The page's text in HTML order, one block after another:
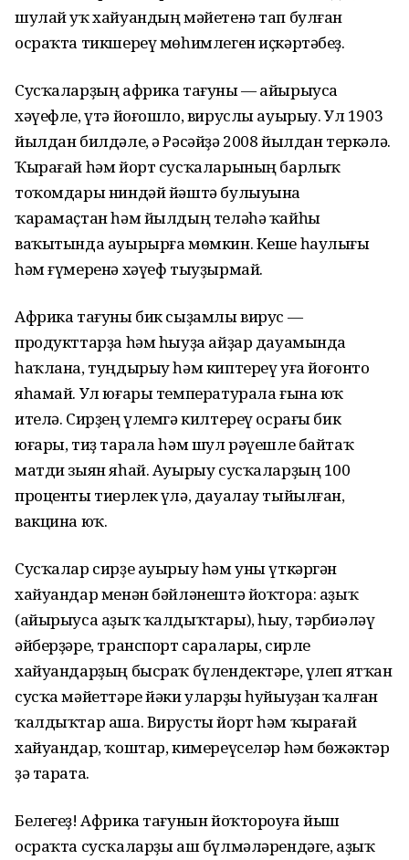
шулай уҡ хайуандың мәйетенә тап булған
осраҡта тикшереү мөһимлеген иҫкәртәбеҙ.
Сусҡаларҙың африка тағуны — айырыуса
хәүефле, үтә йоғошло, вируслы ауырыу. Ул 1903
йылдан билдәле, ә Рәсәйҙә 2008 йылдан теркәлә.
Ҡырағай һәм йорт сусҡаларының барлыҡ
тоҡомдары ниндәй йәштә булыуына
ҡарамаҫтан һәм йылдың теләһә ҡайһы
ваҡытында ауырырға мөмкин. Кеше һаулығы
һәм ғүмеренә хәүеф тыуҙырмай.
Африка тағуны бик сыҙамлы вирус —
продукттарҙа һәм һыуҙа айҙар дауамында
һаҡлана, туңдырыу һәм киптереү уға йоғонто
яһамай. Ул юғары температурала ғына юҡ
ителә. Сирҙең үлемгә килтереү осрағы бик
юғары, тиҙ тарала һәм шул рәүешле байтаҡ
матди зыян яһай. Ауырыу сусҡаларҙың 100
проценты тиерлек үлә, дауалау тыйылған,
вакцина юҡ.
Сусҡалар сирҙе ауырыу һәм уны үткәргән
хайуандар менән бәйләнештә йоҡтора: аҙыҡ
(айырыуса аҙыҡ ҡалдыҡтары), һыу, тәрбиәләү
әйберҙәре, транспорт саралары, сирле
хайуандарҙың бысраҡ бүлендектәре, үлеп ятҡан
сусҡа мәйеттәре йәки уларҙы һуйыуҙан ҡалған
ҡалдыҡтар аша. Вирусты йорт һәм ҡырағай
хайуандар, ҡоштар, кимереүселәр һәм бөжәктәр
ҙә тарата.
Белегеҙ! Африка тағунын йоҡтороуға йыш
осраҡта сусҡаларҙы аш бүлмәләрендәге, аҙыҡ